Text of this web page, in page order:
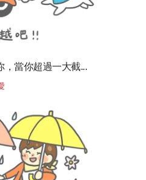
，當你超過一大截...